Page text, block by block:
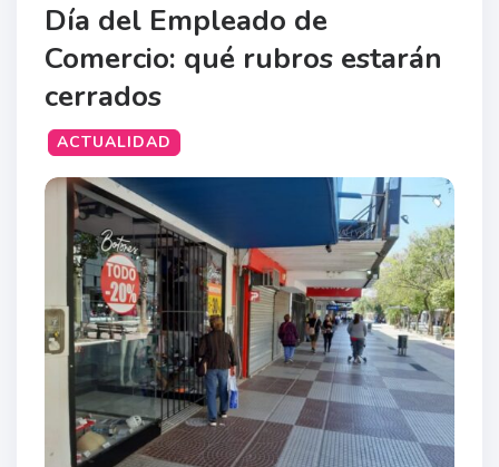
Día del Empleado de
Comercio: qué rubros estarán
cerrados
ACTUALIDAD